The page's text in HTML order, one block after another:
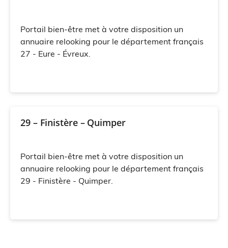
Portail bien-être met à votre disposition un
annuaire relooking pour le département français
27 - Eure - Évreux.
29 – Finistère – Quimper
Portail bien-être met à votre disposition un
annuaire relooking pour le département français
29 - Finistère - Quimper.